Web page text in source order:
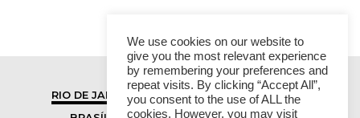
RIO DE JANEIRO
SÃO PAULO
We use cookies on our website to
give you the most relevant experience
by remembering your preferences and
repeat visits. By clicking “Accept All”,
you consent to the use of ALL the
cookies. However, you may visit